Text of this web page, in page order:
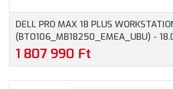
DELL PRO MAX 18 PLUS
(BTO106_MB18250_EMEA_UBU) -
CORE ULTRA 9-285HX, 32GB RAM, 1TB
PRO 3000 BLACKWELL 12GB, MAGYAR
1 807 990 Ft